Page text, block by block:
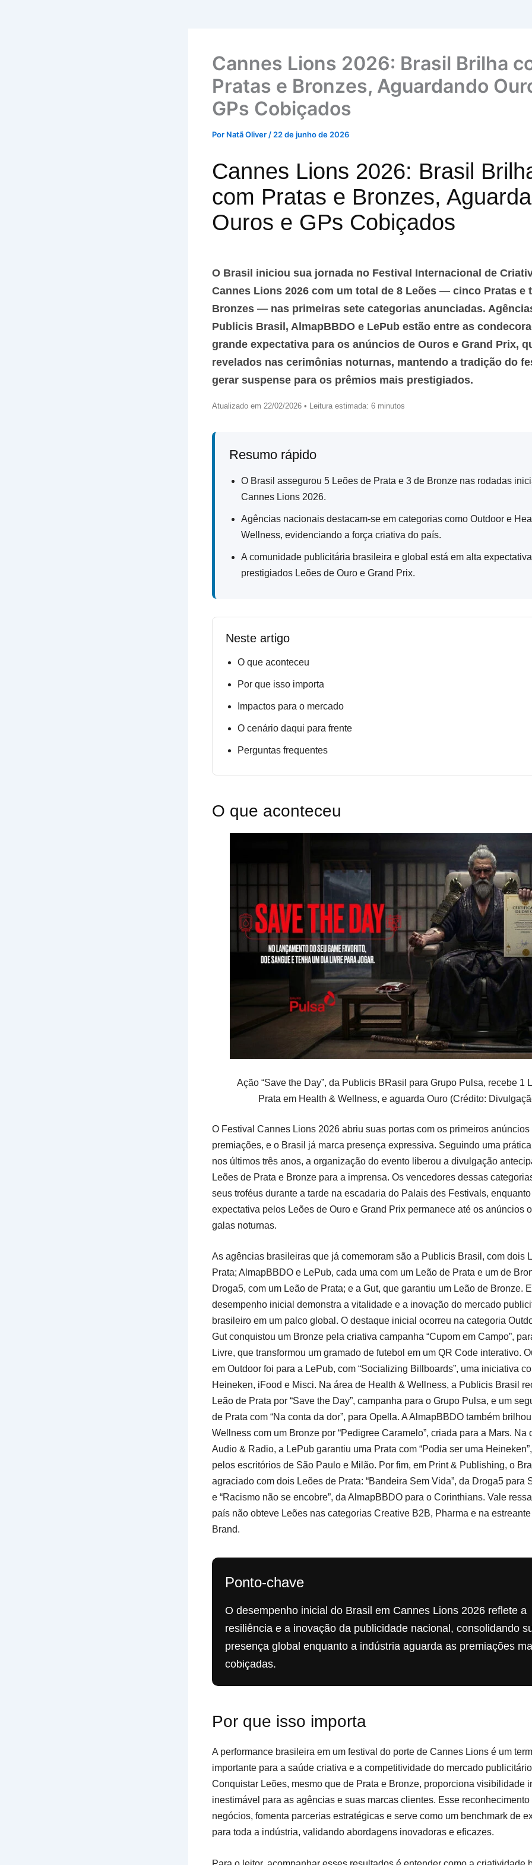
Cannes Lions 2026: Brasil Brilha
Pratas e Bronzes, Aguardando
GPs Cobiçados
Por Natã Oliver / 22 de junho de 2026
Cannes Lions 2026: Brasil
com Pratas e Bronzes,
Ouros e GPs Cobiçados
O Brasil iniciou sua jornada no Festival Internacional de
Cannes Lions 2026 com um total de 8 Leões — cinco Pratas e
Bronzes — nas primeiras sete categorias anunciadas.
Publicis Brasil, AlmapBBDO e LePub estão entre as
grande expectativa para os anúncios de Ouros e Grand Prix,
revelados nas cerimônias noturnas, mantendo a tradição do
gerar suspense para os prêmios mais prestigiados.
Atualizado em 22/02/2026 • Leitura estimada: 6 minutos
Resumo rápido
O Brasil assegurou 5 Leões de Prata e 3 de Bronze nas rodadas
Cannes Lions 2026.
Agências nacionais destacam-se em categorias como Outdoor e
Wellness, evidenciando a força criativa do país.
A comunidade publicitária brasileira e global está em alta
prestigiados Leões de Ouro e Grand Prix.
Neste artigo
O que aconteceu
Por que isso importa
Impactos para o mercado
O cenário daqui para frente
Perguntas frequentes
O que aconteceu
Ação “Save the Day”, da Publicis BRasil para Grupo Pulsa, recebe 1
Prata em Health & Wellness, e aguarda Ouro (Crédito:
O Festival Cannes Lions 2026 abriu suas portas com os primeiros anúncios
premiações, e o Brasil já marca presença expressiva. Seguindo uma
nos últimos três anos, a organização do evento liberou a divulgação
Leões de Prata e Bronze para a imprensa. Os vencedores dessas
seus troféus durante a tarde na escadaria do Palais des Festivals, enquanto
expectativa pelos Leões de Ouro e Grand Prix permanece até os anúncios
galas noturnas.
As agências brasileiras que já comemoram são a Publicis Brasil, com dois
Prata; AlmapBBDO e LePub, cada uma com um Leão de Prata e um de
Droga5, com um Leão de Prata; e a Gut, que garantiu um Leão de Bronze.
desempenho inicial demonstra a vitalidade e a inovação do mercado
brasileiro em um palco global. O destaque inicial ocorreu na categoria
Gut conquistou um Bronze pela criativa campanha “Cupom em Campo”,
Livre, que transformou um gramado de futebol em um QR Code interativo.
em Outdoor foi para a LePub, com “Socializing Billboards”, uma iniciativa
Heineken, iFood e Misci. Na área de Health & Wellness, a Publicis Brasil
Leão de Prata por “Save the Day”, campanha para o Grupo Pulsa, e um
de Prata com “Na conta da dor”, para Opella. A AlmapBBDO também
Wellness com um Bronze por “Pedigree Caramelo”, criada para a Mars. Na
Audio & Radio, a LePub garantiu uma Prata com “Podia ser uma
pelos escritórios de São Paulo e Milão. Por fim, em Print & Publishing, o
agraciado com dois Leões de Prata: “Bandeira Sem Vida”, da Droga5 para
e “Racismo não se encobre”, da AlmapBBDO para o Corinthians. Vale
país não obteve Leões nas categorias Creative B2B, Pharma e na
Brand.
Ponto-chave
O desempenho inicial do Brasil em Cannes Lions 2026 reflete a
resiliência e a inovação da publicidade nacional, consolidando
presença global enquanto a indústria aguarda as premiações
cobiçadas.
Por que isso importa
A performance brasileira em um festival do porte de Cannes Lions é um
importante para a saúde criativa e a competitividade do mercado
Conquistar Leões, mesmo que de Prata e Bronze, proporciona visibilidade
inestimável para as agências e suas marcas clientes. Esse
negócios, fomenta parcerias estratégicas e serve como um benchmark de
para toda a indústria, validando abordagens inovadoras e eficazes.